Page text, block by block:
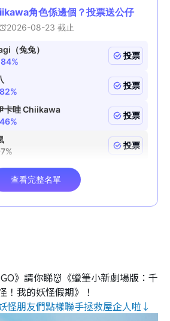
》請你睇👹《蠟筆小新劇場版：千
！我的妖怪假期》！
怪朋友們點樣聯手拯救屋企人啦↓